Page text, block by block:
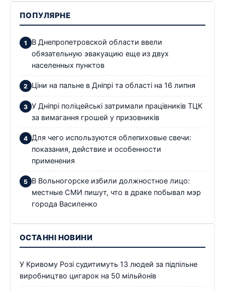
ПОПУЛЯРНЕ
В Днепропетровской области ввели
обязательную эвакуацию еще из двух
населенных пунктов
Ціни на пальне в Дніпрі та області на 16 липня
У Дніпрі поліцейські затримали працівників ТЦК
за вимагання грошей у призовників
Для чего используются облепиховые свечи:
показания, действие и особенности
применения
В Вольногорске избили должностное лицо:
местные СМИ пишут, что в драке побывал мэр
города Василенко
ОСТАННІ НОВИНИ
У Кривому Розі судитимуть 13 людей за підпільне
виробництво цигарок на 50 мільйонів